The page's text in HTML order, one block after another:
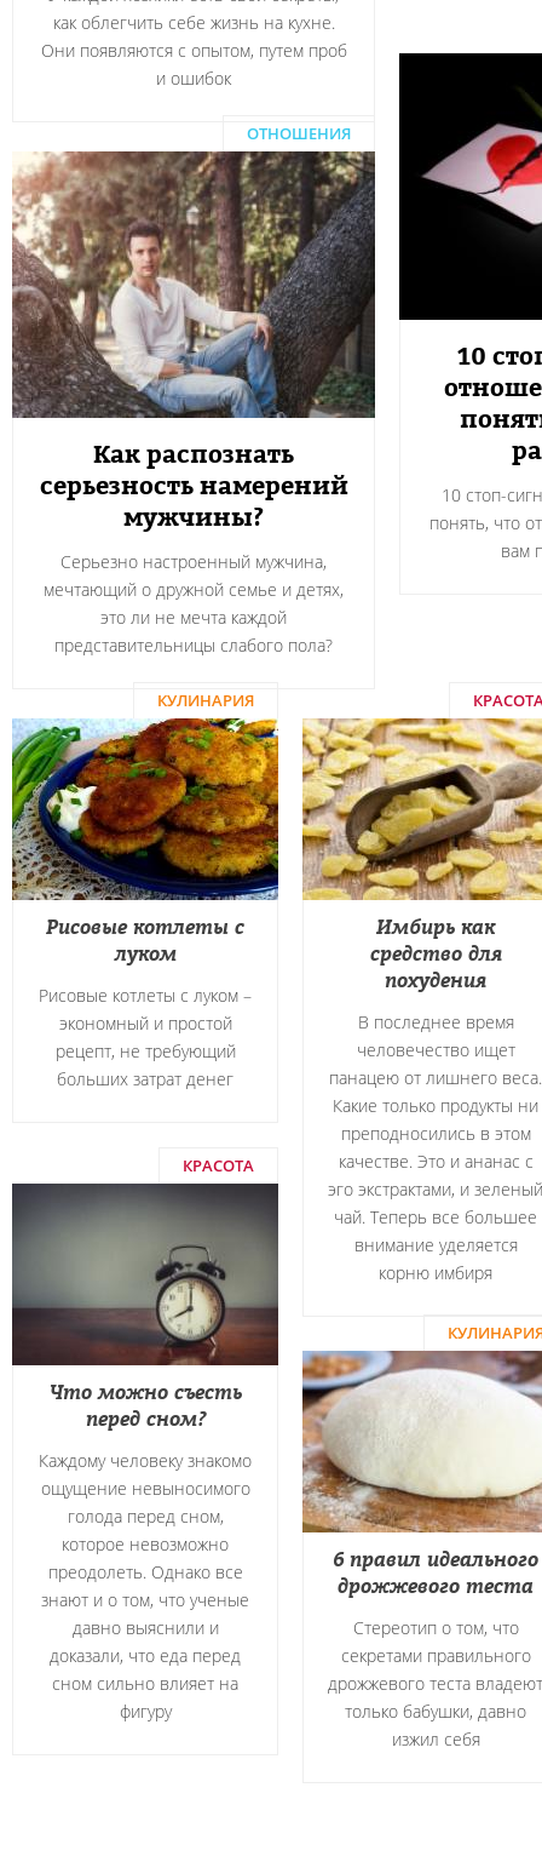
как облегчить себе жизнь на кухне.
Они появляются с опытом, путем проб
и ошибок
10
10 стоп-
понять, что
вам
ОТНОШЕНИЯ
Как распознать
серьезность намерений
мужчины?
Серьезно настроенный мужчина,
мечтающий о дружной семье и детях,
это ли не мечта каждой
представительницы слабого пола?
КУЛИНАРИЯ
Рисовые котлеты с
луком
Рисовые котлеты с луком –
экономный и простой
рецепт, не требующий
больших затрат денег
Имбирь как
средство для
похудения
В последнее время
человечество ищет
панацею от лишнего веса.
Какие только продукты ни
преподносились в этом
качестве. Это и ананас с
эго экстрактами, и зеленый
чай. Теперь все большее
внимание уделяется
корню имбиря
КРАСОТА
Что можно съесть
перед сном?
Каждому человеку знакомо
ощущение невыносимого
голода перед сном,
которое невозможно
преодолеть. Однако все
знают и о том, что ученые
давно выяснили и
доказали, что еда перед
сном сильно влияет на
фигуру
6 правил идеального
дрожжевого теста
Стереотип о том, что
секретами правильного
дрожжевого теста владеют
только бабушки, давно
изжил себя